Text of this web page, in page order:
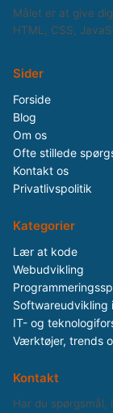
Målet er at give
HTML, CSS,
Sider
Forside
Blog
Om os
Ofte stillede
Kontakt os
Privatlivspolitik
Kategorier
Lær at kode
Webudvikling
Softwareudvikling
IT- og
Værktøjer, trends
Kontakt
Har du